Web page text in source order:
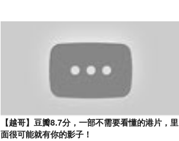
【越哥】豆瓣8.7分，一部不需要看懂的港片，里
面很可能就有你的影子！